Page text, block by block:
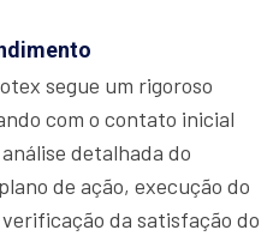
segue um rigoroso
com o contato inicial
detalhada do
de ação, execução do
da satisfação do